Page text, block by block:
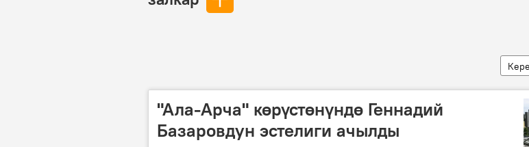
"Ала-Арча" көрүстөнүндө Геннадий
Базаровдун эстелиги ачылды